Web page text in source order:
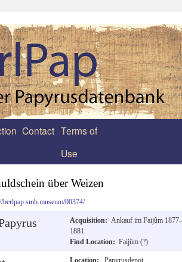
Contact Terms of
Use
über Weizen
berlpap.smb.museum/00374/
Acquisition: Ankauf im Faijûm 1877–
1881.
Find Location: Faijûm (?)
Location: Papyrusdepot